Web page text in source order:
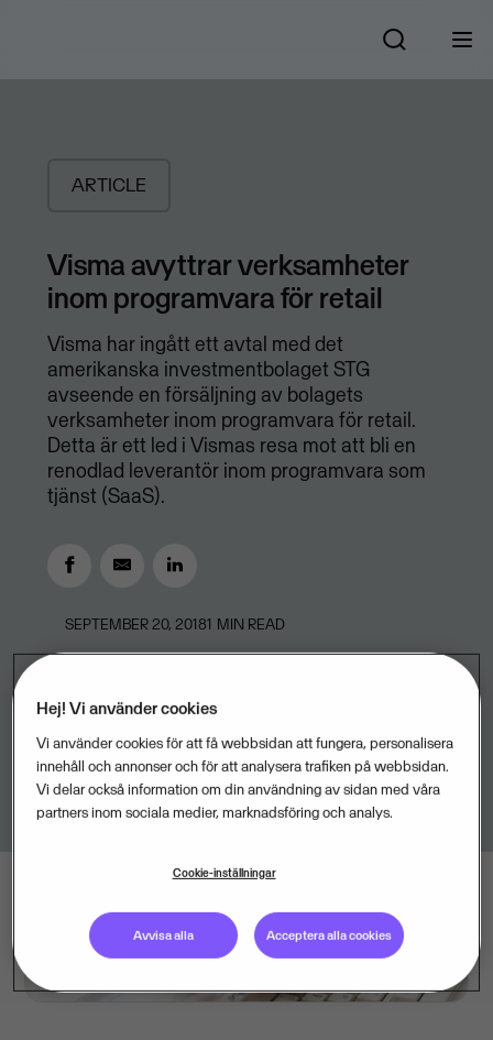
ARTICLE
Visma avyttrar verksamheter
inom programvara för retail
Visma har ingått ett avtal med det
amerikanska investmentbolaget STG
avseende en försäljning av bolagets
verksamheter inom programvara för retail.
Detta är ett led i Vismas resa mot att bli en
renodlad leverantör inom programvara som
tjänst (SaaS).
SEPTEMBER 20, 20181 MIN READ
Hej! Vi använder cookies
Vi använder cookies för att få webbsidan att fungera, personalisera
innehåll och annonser och för att analysera trafiken på webbsidan.
Vi delar också information om din användning av sidan med våra
partners inom sociala medier, marknadsföring och analys.
Cookie-inställningar
Avvisa alla Acceptera alla cookies